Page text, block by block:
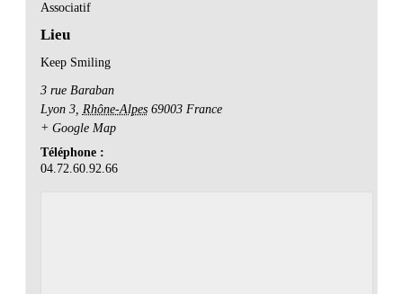
Associatif
Lieu
Keep Smiling
3 rue Baraban
Lyon 3, Rhône-Alpes 69003 France
+ Google Map
Téléphone :
04.72.60.92.66